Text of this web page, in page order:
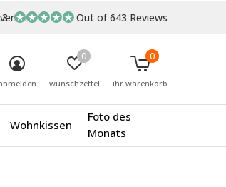
Wohnkissen
Foto des
Monats
wunschzettel
0
ihr warenkorb
0
Out of 643 Reviews